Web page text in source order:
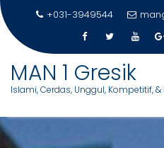
S
+031-3949544
MAN 1 Gresik
Islami, Cerdas, Unggul, Kompetitif,